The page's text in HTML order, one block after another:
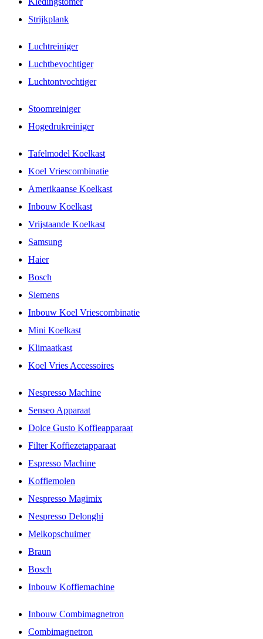
Strijkplank
Luchtreiniger
Luchtbevochtiger
Luchtontvochtiger
Stoomreiniger
Hogedrukreiniger
Tafelmodel Koelkast
Koel Vriescombinatie
Amerikaanse Koelkast
Inbouw Koelkast
Vrijstaande Koelkast
Samsung
Haier
Bosch
Siemens
Inbouw Koel Vriescombinatie
Mini Koelkast
Klimaatkast
Koel Vries Accessoires
Nespresso Machine
Senseo Apparaat
Dolce Gusto Koffieapparaat
Filter Koffiezetapparaat
Espresso Machine
Koffiemolen
Nespresso Magimix
Nespresso Delonghi
Melkopschuimer
Braun
Bosch
Inbouw Koffiemachine
Inbouw Combimagnetron
Combimagnetron